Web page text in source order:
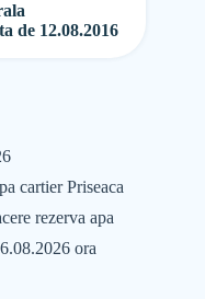
de 12.08.2016
cartier Priseaca
rezerva apa
ora